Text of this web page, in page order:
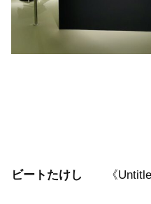
ビートたけし 《Untitled